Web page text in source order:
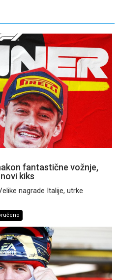
fantastične vožnje,
kiks
nagrade Italije, utrke